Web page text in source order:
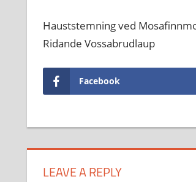
Hauststemning ved
Ridande Vossabrudlaup
Facebook
LEAVE A REPLY